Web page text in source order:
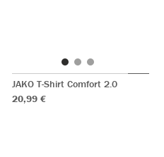
JAKO T-Shirt Comfort 2.0
20,99 €